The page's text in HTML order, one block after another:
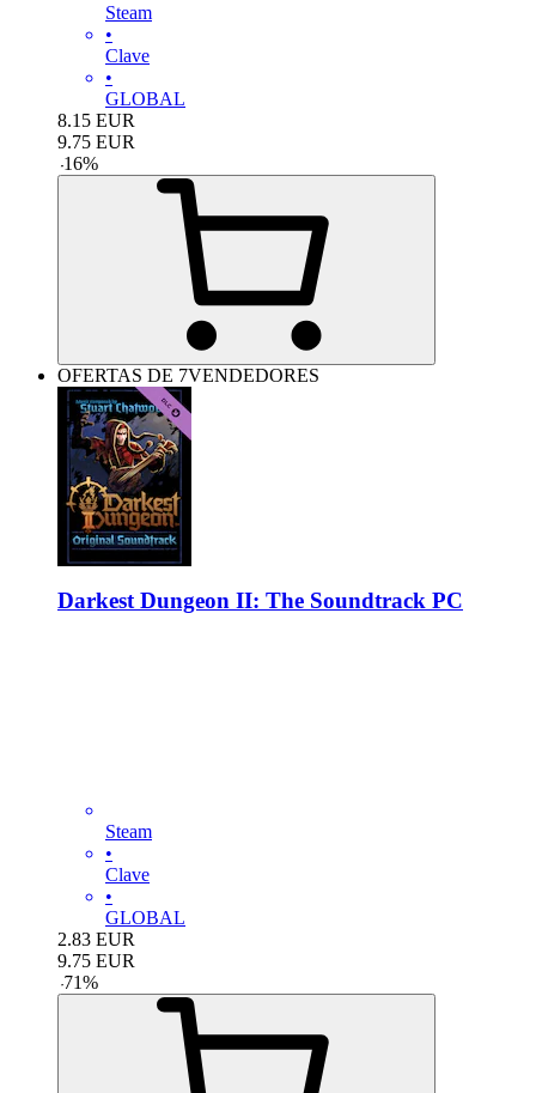
Steam
•
Clave
•
GLOBAL
8.15 EUR
9.75 EUR
-16%
OFERTAS DE 7VENDEDORES
Darkest Dungeon II: The Soundtrack PC
Steam
•
Clave
•
GLOBAL
2.83 EUR
9.75 EUR
-71%